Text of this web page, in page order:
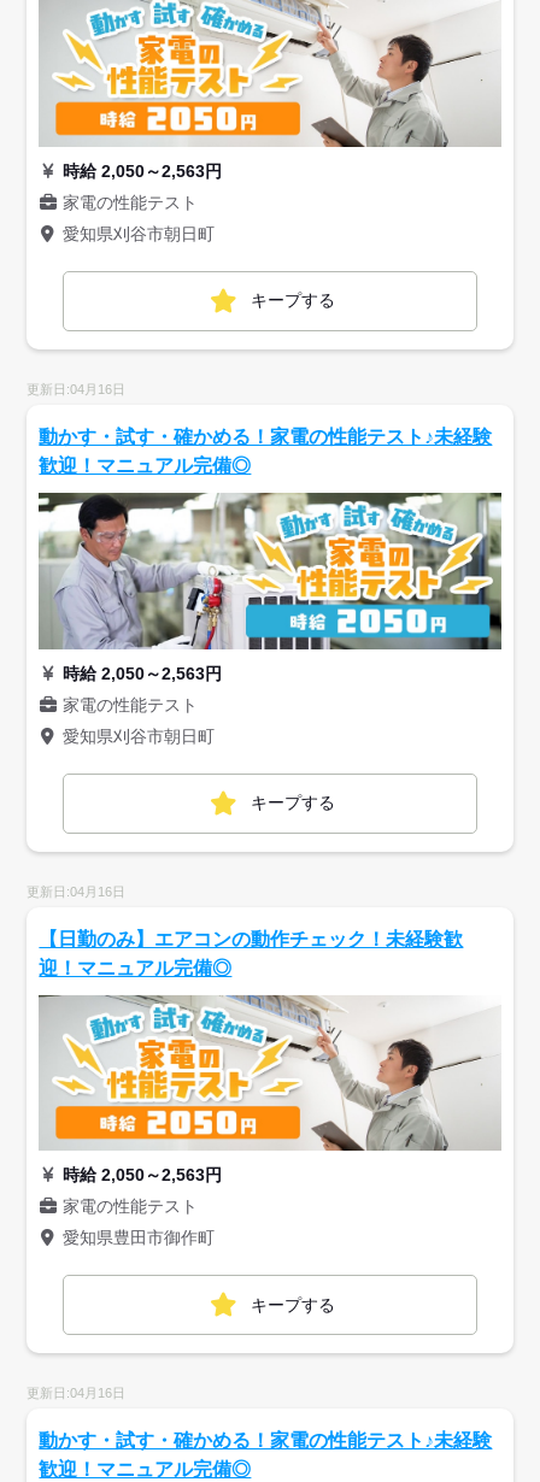
時給 2,050～2,563円
家電の性能テスト
愛知県刈谷市朝日町
キープする
更新日:04月16日
動かす・試す・確かめる！家電の性能テスト♪未経験
歓迎！マニュアル完備◎
時給 2,050～2,563円
家電の性能テスト
愛知県刈谷市朝日町
キープする
更新日:04月16日
【日勤のみ】エアコンの動作チェック！未経験歓
迎！マニュアル完備◎
時給 2,050～2,563円
家電の性能テスト
愛知県豊田市御作町
キープする
更新日:04月16日
動かす・試す・確かめる！家電の性能テスト♪未経験
歓迎！マニュアル完備◎